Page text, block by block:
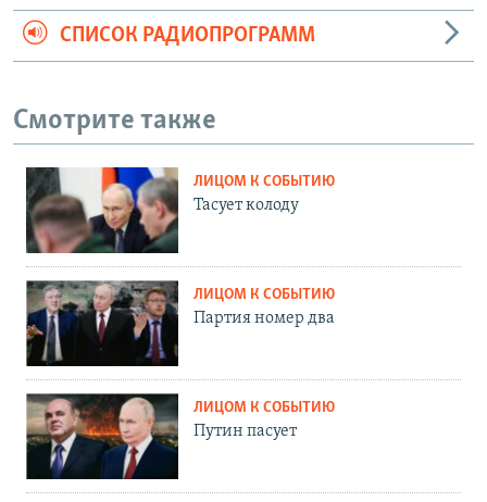
СПИСОК РАДИОПРОГРАММ
Смотрите также
ЛИЦОМ К СОБЫТИЮ
Тасует колоду
ЛИЦОМ К СОБЫТИЮ
Партия номер два
ЛИЦОМ К СОБЫТИЮ
Путин пасует